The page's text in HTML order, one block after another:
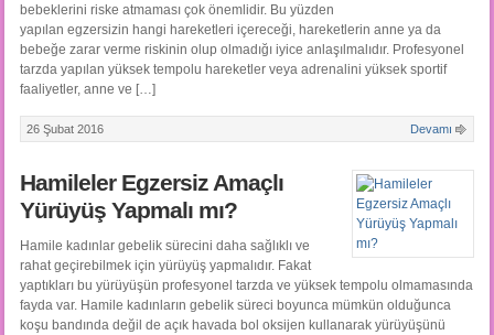
bebeklerini riske atmaması çok önemlidir. Bu yüzden
yapılan egzersizin hangi hareketleri içereceği, hareketlerin anne ya da
bebeğe zarar verme riskinin olup olmadığı iyice anlaşılmalıdır. Profesyonel
tarzda yapılan yüksek tempolu hareketler veya adrenalini yüksek sportif
faaliyetler, anne ve […]
26 Şubat 2016 Devamı
Hamileler Egzersiz Amaçlı
Yürüyüş Yapmalı mı?
Hamile kadınlar gebelik sürecini daha sağlıklı ve
rahat geçirebilmek için yürüyüş yapmalıdır. Fakat
yaptıkları bu yürüyüşün profesyonel tarzda ve yüksek tempolu olmamasında
fayda var. Hamile kadınların gebelik süreci boyunca mümkün olduğunca
koşu bandında değil de açık havada bol oksijen kullanarak yürüyüşünü